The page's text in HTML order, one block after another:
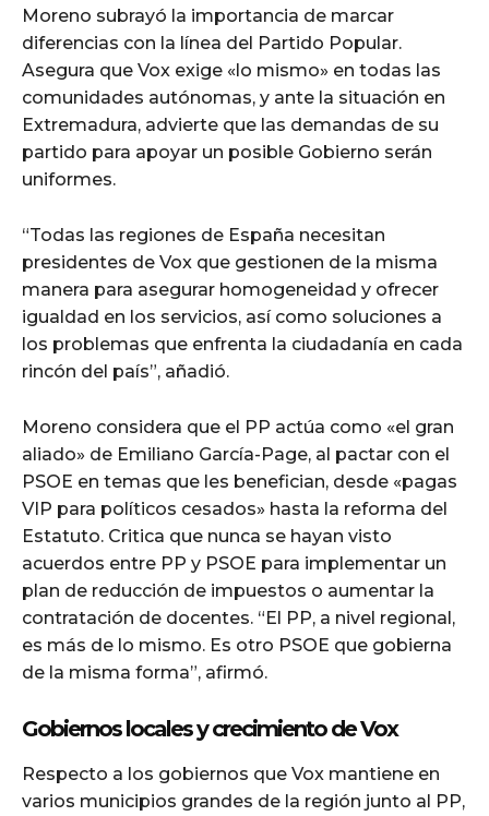
Moreno subrayó la importancia de marcar
diferencias con la línea del Partido Popular.
Asegura que Vox exige «lo mismo» en todas las
comunidades autónomas, y ante la situación en
Extremadura, advierte que las demandas de su
partido para apoyar un posible Gobierno serán
uniformes.
“Todas las regiones de España necesitan
presidentes de Vox que gestionen de la misma
manera para asegurar homogeneidad y ofrecer
igualdad en los servicios, así como soluciones a
los problemas que enfrenta la ciudadanía en cada
rincón del país”, añadió.
Moreno considera que el PP actúa como «el gran
aliado» de Emiliano García-Page, al pactar con el
PSOE en temas que les benefician, desde «pagas
VIP para políticos cesados» hasta la reforma del
Estatuto. Critica que nunca se hayan visto
acuerdos entre PP y PSOE para implementar un
plan de reducción de impuestos o aumentar la
contratación de docentes. “El PP, a nivel regional,
es más de lo mismo. Es otro PSOE que gobierna
de la misma forma”, afirmó.
Gobiernos locales y crecimiento de Vox
Respecto a los gobiernos que Vox mantiene en
varios municipios grandes de la región junto al PP,